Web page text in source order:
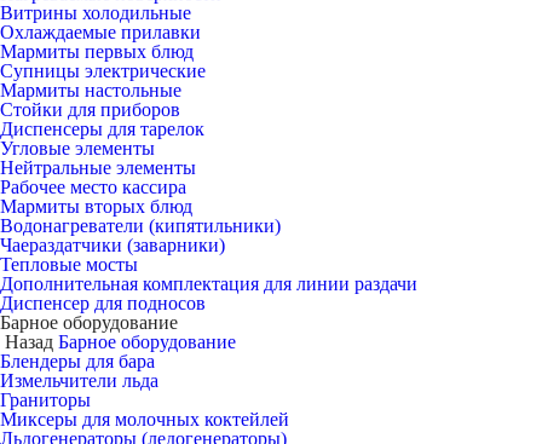
Витрины холодильные
Охлаждаемые прилавки
Мармиты первых блюд
Супницы электрические
Мармиты настольные
Стойки для приборов
Диспенсеры для тарелок
Угловые элементы
Нейтральные элементы
Рабочее место кассира
Мармиты вторых блюд
Водонагреватели (кипятильники)
Чаераздатчики (заварники)
Тепловые мосты
Дополнительная комплектация для линии раздачи
Диспенсер для подносов
Барное оборудование
Назад Барное оборудование
Блендеры для бара
Измельчители льда
Граниторы
Миксеры для молочных коктейлей
Льдогенераторы (ледогенераторы)